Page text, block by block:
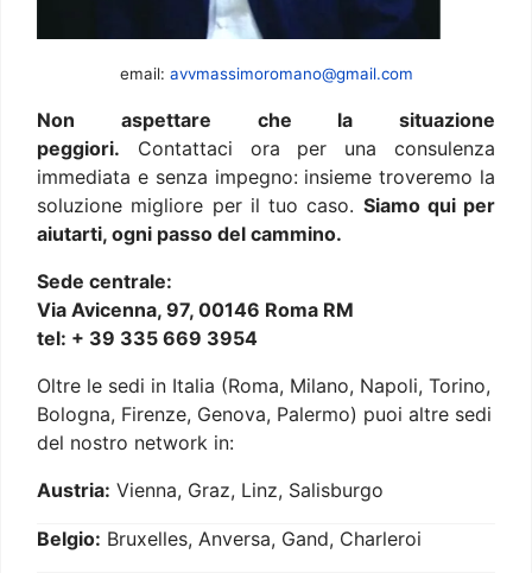
email: avvmassimoromano@gmail.com
Non aspettare che la situazione
peggiori. Contattaci ora per una consulenza
immediata e senza impegno: insieme troveremo la
soluzione migliore per il tuo caso. Siamo qui per
aiutarti, ogni passo del cammino.
Sede centrale:
Via Avicenna, 97, 00146 Roma RM
tel: + 39 335 669 3954
Oltre le sedi in Italia (Roma, Milano, Napoli, Torino,
Bologna, Firenze, Genova, Palermo) puoi altre sedi
del nostro network in:
Austria: Vienna, Graz, Linz, Salisburgo
Belgio: Bruxelles, Anversa, Gand, Charleroi